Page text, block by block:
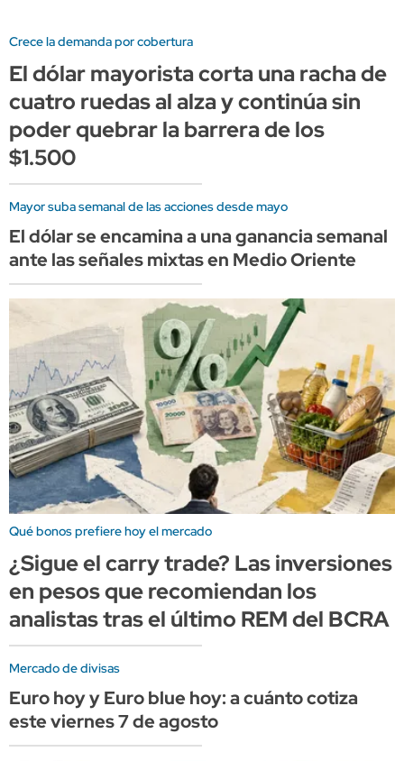
Crece la demanda por cobertura
El dólar mayorista corta una racha de
cuatro ruedas al alza y continúa sin
poder quebrar la barrera de los
$1.500
Mayor suba semanal de las acciones desde mayo
El dólar se encamina a una ganancia semanal
ante las señales mixtas en Medio Oriente
Qué bonos prefiere hoy el mercado
¿Sigue el carry trade? Las inversiones
en pesos que recomiendan los
analistas tras el último REM del BCRA
Mercado de divisas
Euro hoy y Euro blue hoy: a cuánto cotiza
este viernes 7 de agosto